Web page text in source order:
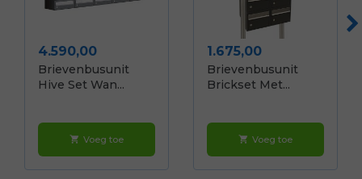
Prijs
4.590,00
Brievenbusunit
Hive Set Wan...
shopping_cart Voeg toe
Prijs
1.675,00
Brievenbusunit
Brickset Met...
shopping_cart Voeg toe